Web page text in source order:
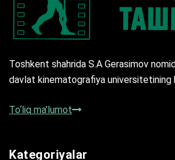
Toshkent shahrida S.A Gerasimov
davlat kinematografiya universitetining
To‘liq ma’lumot
Kategoriyalar